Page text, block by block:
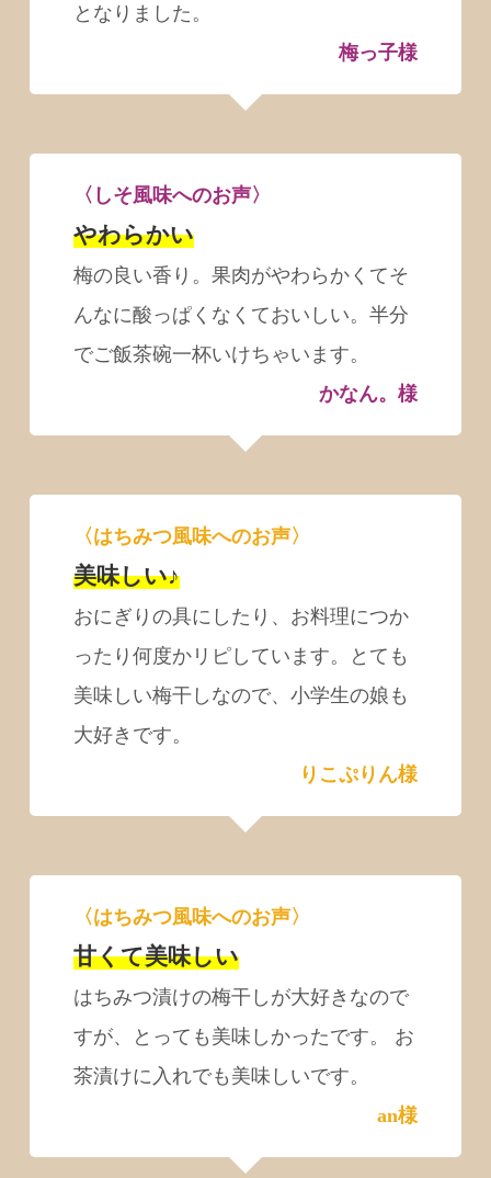
となりました。
梅っ子様
〈しそ風味へのお声〉
やわらかい
梅の良い香り。果肉がやわらかくてそ
んなに酸っぱくなくておいしい。半分
でご飯茶碗一杯いけちゃいます。
かなん。様
〈はちみつ風味へのお声〉
美味しい♪
おにぎりの具にしたり、お料理につか
ったり何度かリピしています。とても
美味しい梅干しなので、小学生の娘も
大好きです。
りこぷりん様
〈はちみつ風味へのお声〉
甘くて美味しい
はちみつ漬けの梅干しが大好きなので
すが、とっても美味しかったです。 お
茶漬けに入れでも美味しいです。
an様